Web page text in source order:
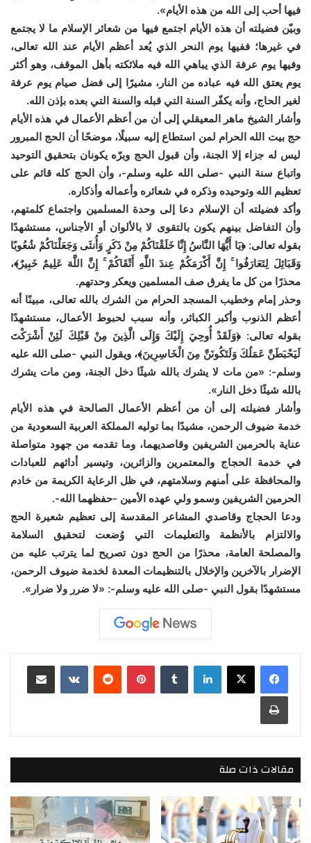
فيها أحب إلى الله من هذه الأيام».
وبيّن فضيلته أن هذه الأيام اجتمع فيها من شعائر الإسلام ما لا يجتمع
في غيرها؛ ففيها يوم النحر الذي يُعد أعظم الأيام عند الله تعالى،
وفيها يوم عرفة الذي يباهي الله فيه ملائكته بأهل الموقف، وهو أكثر
يوم يعتق الله فيه عباده من النار، مشيرًا إلى فضل صيام يوم عرفة
لغير الحاج، وأنه يكفّر السنة التي قبله والسنة التي بعده بإذن الله.
وأشار الشيخ ماهر المعيقلي إلى أن من أعظم الأعمال في هذه الأيام
حج بيت الله الحرام لمن استطاع إليه سبيلًا، موضحًا أن الحج المبرور
ليس له جزاء إلا الجنة، وأن قبول الحج وبرّه يكونان بتحقيق التوحيد
واتباع سنة النبي -صلى الله عليه وسلم-، وأن الحج كله قائم على
تعظيم الله وتوحيده وذكره في شعائره وأعماله وأذكاره.
وأكد فضيلته أن الإسلام دعا إلى وحدة المسلمين واجتماع كلمتهم،
وأن التفاضل بينهم يكون بالتقوى لا بالألوان أو الأجناس، مستشهدًا
بقوله تعالى: ﴿يَا أَيُّهَا النَّاسُ إِنَّا خَلَقْنَاكُمْ مِنْ ذَكَرٍ وَأُنثَى وَجَعَلْنَاكُمْ شُعُوبًا
وَقَبَائِلَ لِتَعَارَفُوا ۚ إِنَّ أَكْرَمَكُمْ عِندَ اللَّهِ أَتْقَاكُمْ ۚ إِنَّ اللَّهَ عَلِيمٌ خَبِيرٌ﴾،
محذرًا من كل ما يفرق صف المسلمين ويعكر وحدتهم.
وحذر إمام وخطيب المسجد الحرام من الشرك بالله تعالى، مبينًا أنه
أعظم الذنوب وأكبر الكبائر، وأنه سبب لحبوط الأعمال، مستشهدًا
بقوله تعالى: ﴿وَلَقَدْ أُوحِيَ إِلَيْكَ وَإِلَى الَّذِينَ مِنْ قَبْلِكَ لَئِنْ أَشْرَكْتَ
لَيَحْبَطَنَّ عَمَلُكَ وَلَتَكُونَنَّ مِنَ الْخَاسِرِينَ﴾، ويقول النبي -صلى الله عليه
وسلم-: «من مات لا يشرك بالله شيئًا دخل الجنة، ومن مات يشرك
بالله شيئًا دخل النار».
وأشار فضيلته إلى أن من أعظم الأعمال الصالحة في هذه الأيام
خدمة ضيوف الرحمن، مشيدًا بما توليه المملكة العربية السعودية من
عناية بالحرمين الشريفين وقاصديهما، وما تقدمه من جهود متواصلة
في خدمة الحجاج والمعتمرين والزائرين، وتيسير أدائهم للعبادات
والمحافظة على أمنهم وسلامتهم، في ظل الرعاية الكريمة من خادم
الحرمين الشريفين وسمو ولي عهده الأمين -حفظهما الله-.
ودعا الحجاج وقاصدي المشاعر المقدسة إلى تعظيم شعيرة الحج
والالتزام بالأنظمة والتعليمات التي وُضعت لتحقيق السلامة
والمصلحة العامة، محذرًا من الحج دون تصريح لما يترتب عليه من
الإضرار بالآخرين والإخلال بالتنظيمات المعدة لخدمة ضيوف الرحمن،
مستشهدًا بقول النبي -صلى الله عليه وسلم-: «لا ضرر ولا ضرار».
لينكدإن بينتيريست مشاركة عبر البريد
طباعة
مقالات ذات صلة